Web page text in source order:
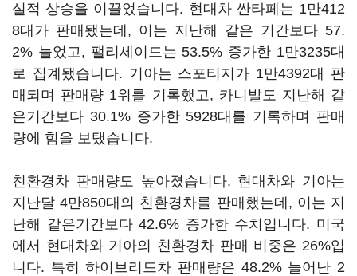
실적 상승을 이끌었습니다. 현대차 싼타페는 1만412
8대가 판매됐는데, 이는 지난해 같은 기간보다 57.
2% 늘었고, 팰리세이드는 53.5% 증가한 1만3235대
로 집계됐습니다. 기아는 스포티지가 1만4392대 판
매되며 판매량 1위를 기록했고, 카니발도 지난해 같
은기간보다 30.1% 증가한 5928대를 기록하며 판매
량에 힘을 보탰습니다.
친환경차 판매량도 높아졌습니다. 현대차와 기아는
지난달 4만850대의 친환경차를 판매했는데, 이는 지
난해 같은기간보다 42.6% 증가한 수치입니다. 미국
에서 현대차와 기아의 친환경차 판매 비중은 26%입
니다. 특히 하이브리드차 판매량은 48.2% 늘어난 2